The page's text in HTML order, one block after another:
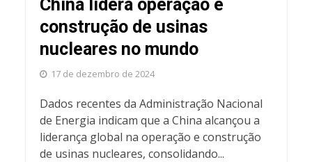
China lidera operação e
construção de usinas
nucleares no mundo
17 de dezembro de 2024
Dados recentes da Administração Nacional
de Energia indicam que a China alcançou a
liderança global na operação e construção
de usinas nucleares, consolidando...